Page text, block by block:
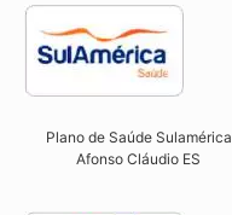
Plano de Saúde Sulamérica
Afonso Cláudio ES